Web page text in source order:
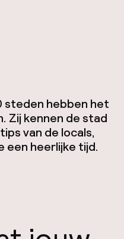
steden hebben het
Zij kennen de stad
van de locals,
een heerlijke tijd.